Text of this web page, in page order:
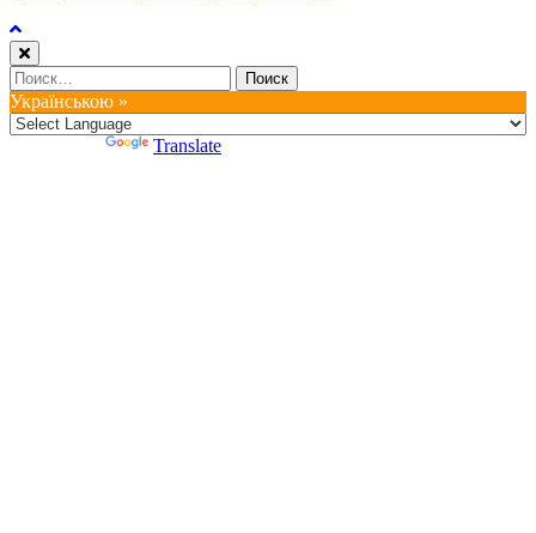
Найти:
Українською »
Translate